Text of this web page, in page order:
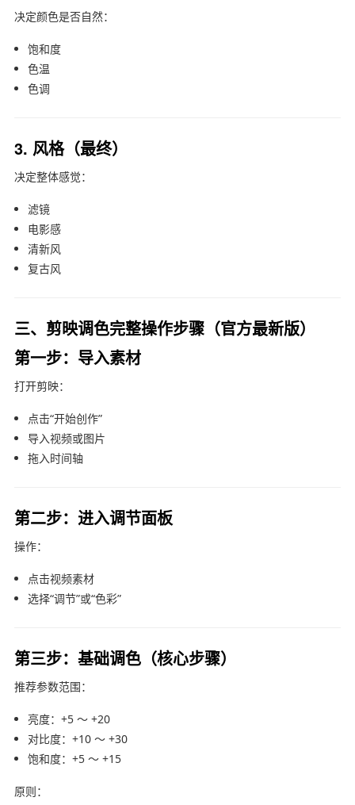
决定颜色是否自然：
饱和度
色温
色调
3. 风格（最终）
决定整体感觉：
滤镜
电影感
清新风
复古风
三、剪映调色完整操作步骤（官方最新版）
第一步：导入素材
打开剪映：
点击“开始创作”
导入视频或图片
拖入时间轴
第二步：进入调节面板
操作：
点击视频素材
选择“调节”或“色彩”
第三步：基础调色（核心步骤）
推荐参数范围：
亮度：+5 ～ +20
对比度：+10 ～ +30
饱和度：+5 ～ +15
原则：